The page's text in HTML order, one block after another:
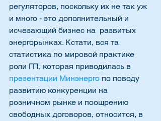
регуляторов, поскольку их не так уж
и много - это дополнительный и
исчезающий бизнес на  развитых
энергорынках. Кстати, вся та
статистика по мировой практике
роли ГП, которая приводилась в
презентации Минэнерго по поводу
развитию конкуренции на
розничном рынке и поощрению
свободных договоров, относится, в